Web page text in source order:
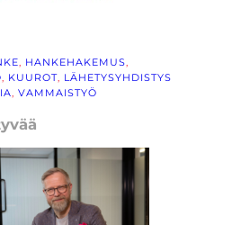
, HANKEHAKEMUS
, KUUROT, LÄHETYSYHDISTYS
, VAMMAISTYÖ